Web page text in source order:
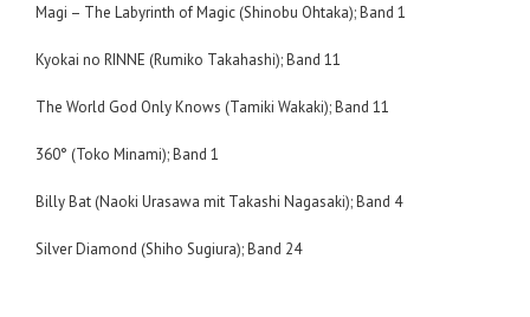
Magi – The Labyrinth of Magic (Shinobu Ohtaka); Band 1
Kyokai no RINNE (Rumiko Takahashi); Band 11
The World God Only Knows (Tamiki Wakaki); Band 11
360° (Toko Minami); Band 1
Billy Bat (Naoki Urasawa mit Takashi Nagasaki); Band 4
Silver Diamond (Shiho Sugiura); Band 24